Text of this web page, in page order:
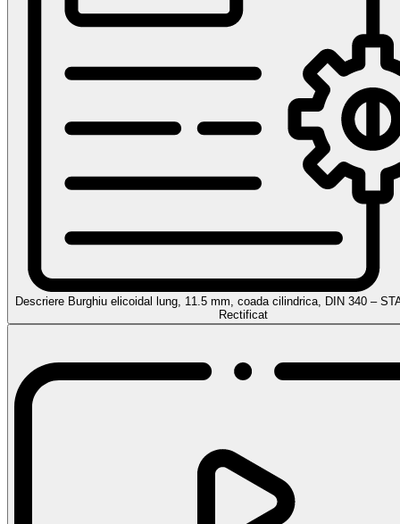
Descriere Burghiu elicoidal lung, 11.5 mm, coada cilindrica, DIN 340 –
Rectificat